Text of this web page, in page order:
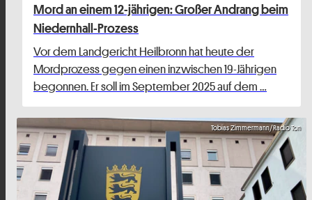
Mord an einem 12-jährigen: Großer Andrang beim
Niedernhall-Prozess
Vor dem Landgericht Heilbronn hat heute der
Mordprozess gegen einen inzwischen 19-Jährigen
begonnen. Er soll im September 2025 auf dem …
Tobias Zimmermann/Radio Ton